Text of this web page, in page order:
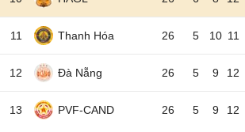
11 Thanh Hóa 26 5 10 11
12 Đà Nẵng 26 5 9 12
13 PVF-CAND 26 5 9 12